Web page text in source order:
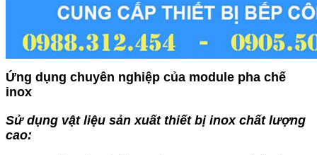
Ứng dụng chuyên nghiệp của module pha chế
inox
Sử dụng vật liệu sản xuất thiết bị inoxchất lượng
cao: